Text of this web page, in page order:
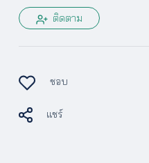
UpSkill
Podcast
ตลาดมือสองแบบ VIP เป็น Founder
of Rockstar Agent Club เป็น Co
ติดตาม
ชอบ
แชร์